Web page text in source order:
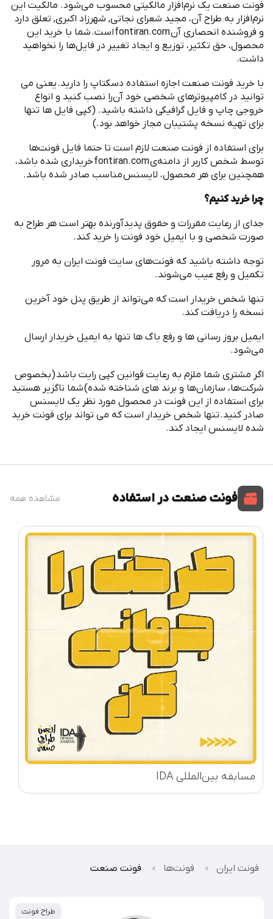
‌فونت صنعت یک نرمافزار مالکیتی محسوب میشود. مالکیت این
نرمافزار به طراح آن، مجید شعرای نجاتی, شهرزاد اکبری, تعلق دارد
و فروشنده انحصاری آنfontiran.comاست.شما با خرید این
محصول، حق تکثیر، توزیع و ایجاد تغییر در فایلها را نخواهید
داشت.
با خرید ‌فونت صنعت اجازه استفاده دسکتاپ را دارید.یعنی می
توانید در کامپیوترهای شخصی خود آنرا نصب کنید و انواع
خروجی چاپ و فایل گرافیکی داشته باشید. (کپی فایل ها تنها
برای تهیه نسخه پشتیبان مجاز خواهد بود.)
برای استفاده از ‌فونت صنعت لازم است تا حتما فایل فونتها
توسط شخص کاربر از دامنهیfontiran.comخریداری شده باشد،
همچنین برای هر محصول، لایسنس مناسب صادر شده باشد.
چرا خرید کنیم؟
جدای از رعایت مقررات و حقوق پدیدآورنده بهتر است هر طراح به
صورت شخصی و با ایمیل خود فونت را خرید کند.
توجه داشته باشید که فونتهای سایت فونت ایران به مرور
تکمیل و رفع عیب میشوند.
تنها شخص خریدار است که میتواند از طریق پنل خود آخرین
نسخه را دریافت کند.
ایمیل بروز رسانی ها و رفع باگ ها تنها به ایمیل خریدار ارسال
میشود.
اگر مشتری شما ملزم به رعایت قوانین کپی رایت باشد(بخصوص
شرکتها، سازمانها و برند های شناخته شده)شما ناگزیر هستید
برای استفاده از این فونت در محصول مورد نظر یک لایسنس
صادر کنید.تنها شخص خریدار است که می تواند برای فونت خرید
شده لایسنس ایجاد کند.
فونت صنعت در استفاده مشاهده همه
مسابقه بین‌المللی IDA
فونت ایران فونت‌ها فونت صنعت
طراح فونت